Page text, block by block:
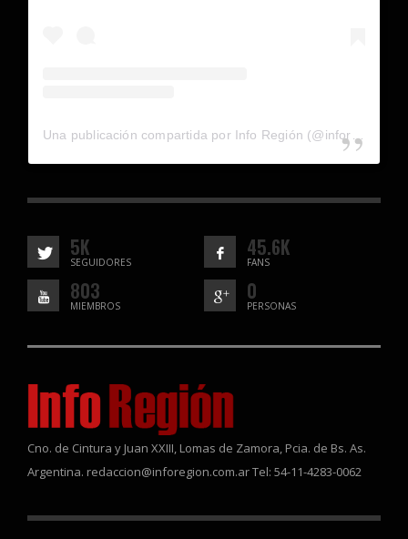
5K
SEGUIDORES
45.6K
FANS
803
MIEMBROS
0
PERSONAS
Cno. de Cintura y Juan XXIII, Lomas de Zamora, Pcia. de Bs. As.
Argentina. redaccion@inforegion.com.ar Tel: 54-11-4283-0062